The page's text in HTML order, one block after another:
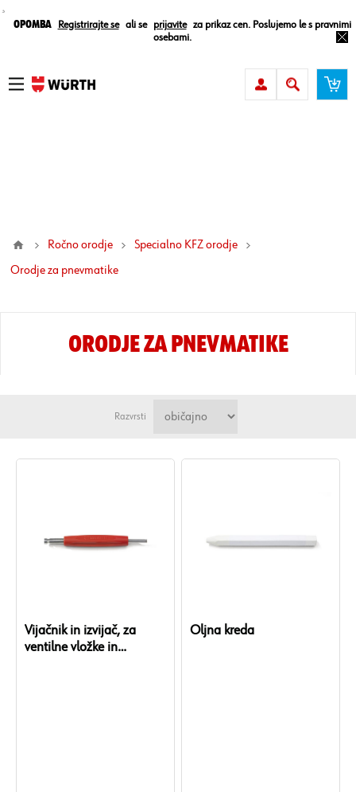
¸
Opomba Registrirajte se ali se prijavite
za prikaz cen. Poslujemo le s pravnimi
osebami.
Ročno orodje
Specialno KFZ orodje
orodje za pnevmatike
ORODJE ZA PNEVMATIKE
Razvrsti
Vijačnik in izvijač, za
ventilne vložke in
Oljna kreda